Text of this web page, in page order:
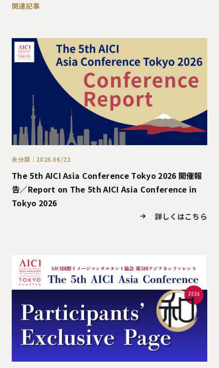
関連記事
未分類｜2026.06/22
The 5th AICI Asia Conference Tokyo 2026 開催報
告／Report on The 5th AICI Asia Conference in
Tokyo 2026
詳しくはこちら